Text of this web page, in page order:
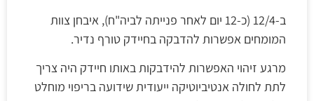
ב-12/4 (כ-12 יום לאחר פנייתה לביה"ח), איבחן צוות
המומחים אפשרות להדבקה בחיידק טורף נדיר.
מרגע זיהוי האפשרות להידבקות באותו חיידק היה צריך
לתת לחולה אנטיביוטיקה ייעודית שידועה בריפוי מוחלט